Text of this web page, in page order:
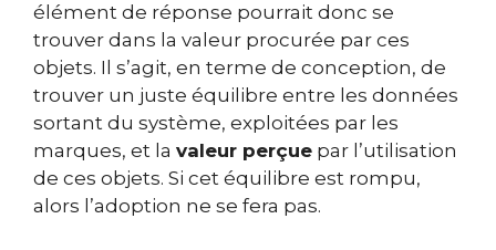
élément de réponse pourrait donc se
trouver dans la valeur procurée par ces
objets. Il s’agit, en terme de conception, de
trouver un juste équilibre entre les données
sortant du système, exploitées par les
marques, et la valeur perçue par l’utilisation
de ces objets. Si cet équilibre est rompu,
alors l’adoption ne se fera pas.